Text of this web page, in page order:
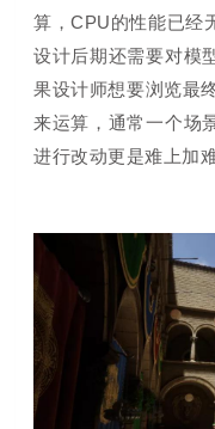
算，CPU的性能已经
设计后期还需要对模
果设计师想要浏览最
来运算，通常一个场
进行改动更是难上加